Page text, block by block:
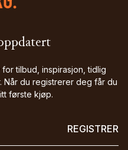
tilbud, inspirasjon, tidlig
Når du registrerer deg får du
første kjøp.
REGISTRER